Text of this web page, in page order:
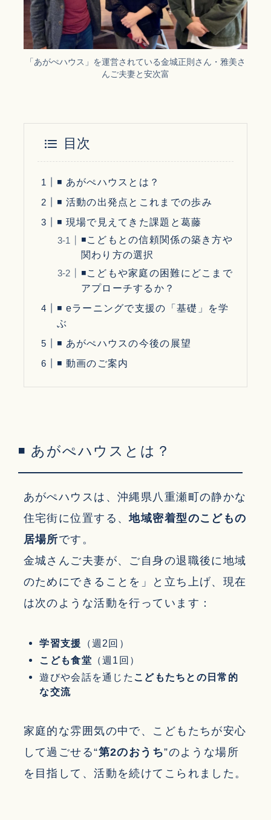
「あがぺハウス」を運営されている金城正則さん・雅美さ
んご夫妻と安次富
目次
◾ あがぺハウスとは？
◾ 活動の出発点とこれまでの歩み
◾ 現場で見えてきた課題と葛藤
◾こどもとの信頼関係の築き方や
関わり方の選択
◾こどもや家庭の困難にどこまで
アプローチするか？
◾ eラーニングで支援の「基礎」を学
ぶ
◾ あがぺハウスの今後の展望
◾ 動画のご案内
◾ あがぺハウスとは？
あがぺハウスは、沖縄県八重瀬町の静かな
住宅街に位置する、地域密着型のこどもの
居場所です。
金城さんご夫妻が、ご自身の退職後に地域
のためにできることを」と立ち上げ、現在
は次のような活動を行っています：
学習支援 （週2回）
こども食堂 （週1回）
遊びや会話を通じた こどもたちとの日常的
な交流
家庭的な雰囲気の中で、こどもたちが安心
して過ごせる“第2のおうち”のような場所
を目指して、活動を続けてこられました。